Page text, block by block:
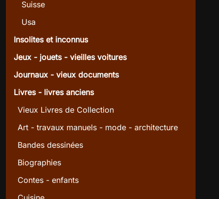
Suisse
Usa
Insolites et inconnus
Jeux - jouets - vieilles voitures
Journaux - vieux documents
Livres - livres anciens
Vieux Livres de Collection
Art - travaux manuels - mode - architecture
Bandes dessinées
Biographies
Contes - enfants